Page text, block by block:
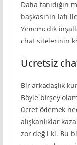
Daha tanıdığın
başkasının lafı
Yenemedik
chat sitelerinin
Ücretsiz
Bir arkadaşlık
Böyle birşey
ücret ödemek
alışkanlıklar
zor değil ki. Bu